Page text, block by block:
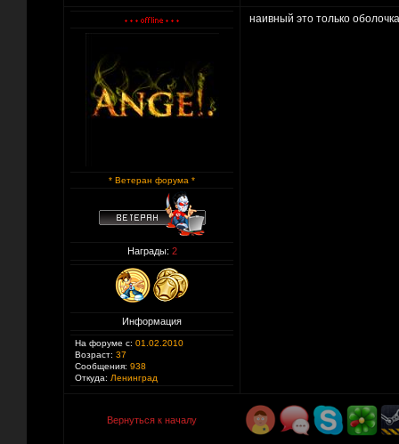
* Ветеран форума *
Награды: 2
Информация
На форуме с: 01.02.2010
Возраст: 37
Сообщения: 938
Откуда: Ленинград
наивный это только оболочка
Вернуться к началу